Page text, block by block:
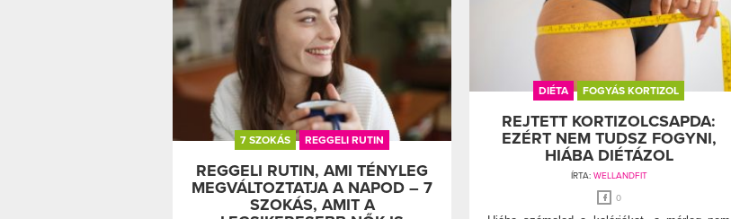
DIÉTA FOGYÁS KORTIZOL
REJTETT KORTIZOLCSAPDA:
EZÉRT NEM TUDSZ FOGYNI,
HIÁBA DIÉTÁZOL
ÍRTA: WELLANDFIT
0
7 SZOKÁS REGGELI RUTIN
REGGELI RUTIN, AMI TÉNYLEG
MEGVÁLTOZTATJA A NAPOD – 7
SZOKÁS, AMIT A